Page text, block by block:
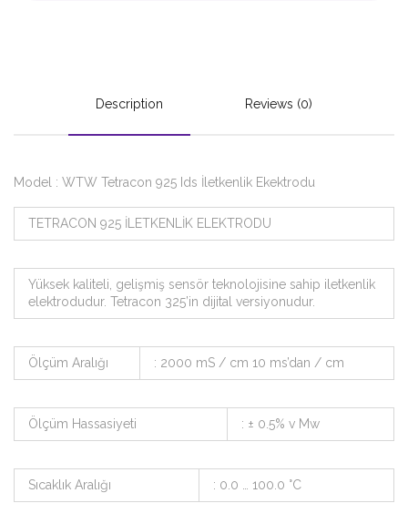
Description Reviews (0)
Model : WTW Tetracon 925 Ids İletkenlik Ekektrodu
TETRACON 925 İLETKENLİK ELEKTRODU
Yüksek kaliteli, gelişmiş sensör teknolojisine sahip iletkenlik
elektrodudur. Tetracon 325’in dijital versiyonudur.
Ölçüm Aralığı : 2000 mS / cm 10 ms’dan / cm
Ölçüm Hassasiyeti : ± 0.5% v Mw
Sıcaklık Aralığı : 0.0 … 100.0 °C